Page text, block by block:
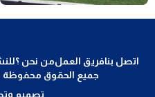
اتصل بنافريق العملمن نحن ؟
جميع الحقوق محفوظة
تصميم